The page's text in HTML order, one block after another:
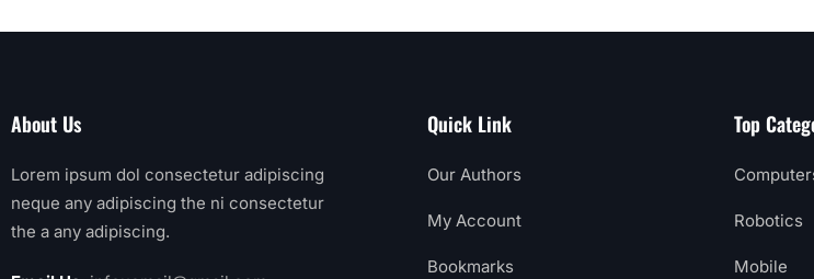
About Us
Lorem ipsum dol consectetur adipiscing
neque any adipiscing the ni consectetur
the a any adipiscing.
Quick Link
Our Authors
My Account
Bookmarks
Top
Robotics
Mobile